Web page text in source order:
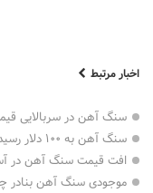
اخبار مرتبط
سنگ آهن در سربالایی
سنگ آهن به ۱۰۰ دلار رسید
افت قیمت سنگ آهن در
موجودی سنگ آهن بنادر